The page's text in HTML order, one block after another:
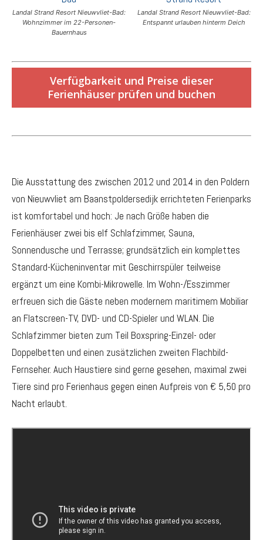
Landal Strand Resort Nieuwvliet-Bad:
Wohnzimmer im 22-Personen-
Bauernhaus
Landal Strand Resort Nieuwvliet-Bad:
Entspannt urlauben hinterm Deich
Verfügbarkeit und Preise dieser
Ferienhäuser prüfen und buchen
Die Ausstattung des zwischen 2012 und 2014 in den Poldern
von Nieuwvliet am Baanstpoldersedijk errichteten Ferienparks
ist komfortabel und hoch: Je nach Größe haben die
Ferienhäuser zwei bis elf Schlafzimmer, Sauna,
Sonnendusche und Terrasse; grundsätzlich ein komplettes
Standard-Kücheninventar mit Geschirrspüler teilweise
ergänzt um eine Kombi-Mikrowelle. Im Wohn-/Esszimmer
erfreuen sich die Gäste neben modernem maritimem Mobiliar
an Flatscreen-TV, DVD- und CD-Spieler und WLAN. Die
Schlafzimmer bieten zum Teil Boxspring-Einzel- oder
Doppelbetten und einen zusätzlichen zweiten Flachbild-
Fernseher. Auch Haustiere sind gerne gesehen, maximal zwei
Tiere sind pro Ferienhaus gegen einen Aufpreis von € 5,50 pro
Nacht erlaubt.